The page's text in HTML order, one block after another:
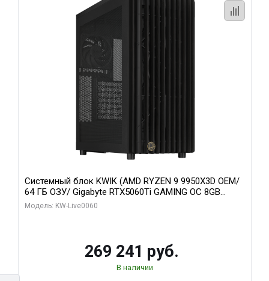
Системный блок KWIK (AMD RYZEN 9 9950X3D OEM/
64 ГБ ОЗУ/ Gigabyte RTX5060Ti GAMING OC 8GB
GDDR7 128bit 3xDP H/ 1 ТБ SSD)
Модель: KW-Live0060
269 241 руб.
В наличии